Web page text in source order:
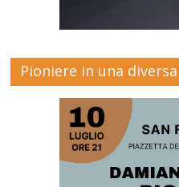
Pioniere in una